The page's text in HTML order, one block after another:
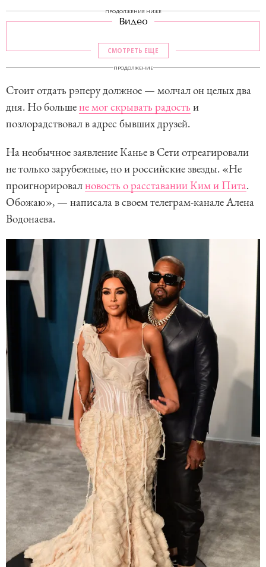
ПРОДОЛЖЕНИЕ НИЖЕ
Видео
СМОТРЕТЬ ЕЩЕ
ПРОДОЛЖЕНИЕ
Стоит отдать рэперу должное — молчал он целых два
дня. Но большене мог скрывать радость и
позлорадствовал в адрес бывших друзей.
На необычное заявление Канье в Сети отреагировали
не только зарубежные, но и российские звезды. «Не
проигнорировалновость о расставании Ким и Пита.
Обожаю», — написала в своем телеграм-канале Алена
Водонаева.